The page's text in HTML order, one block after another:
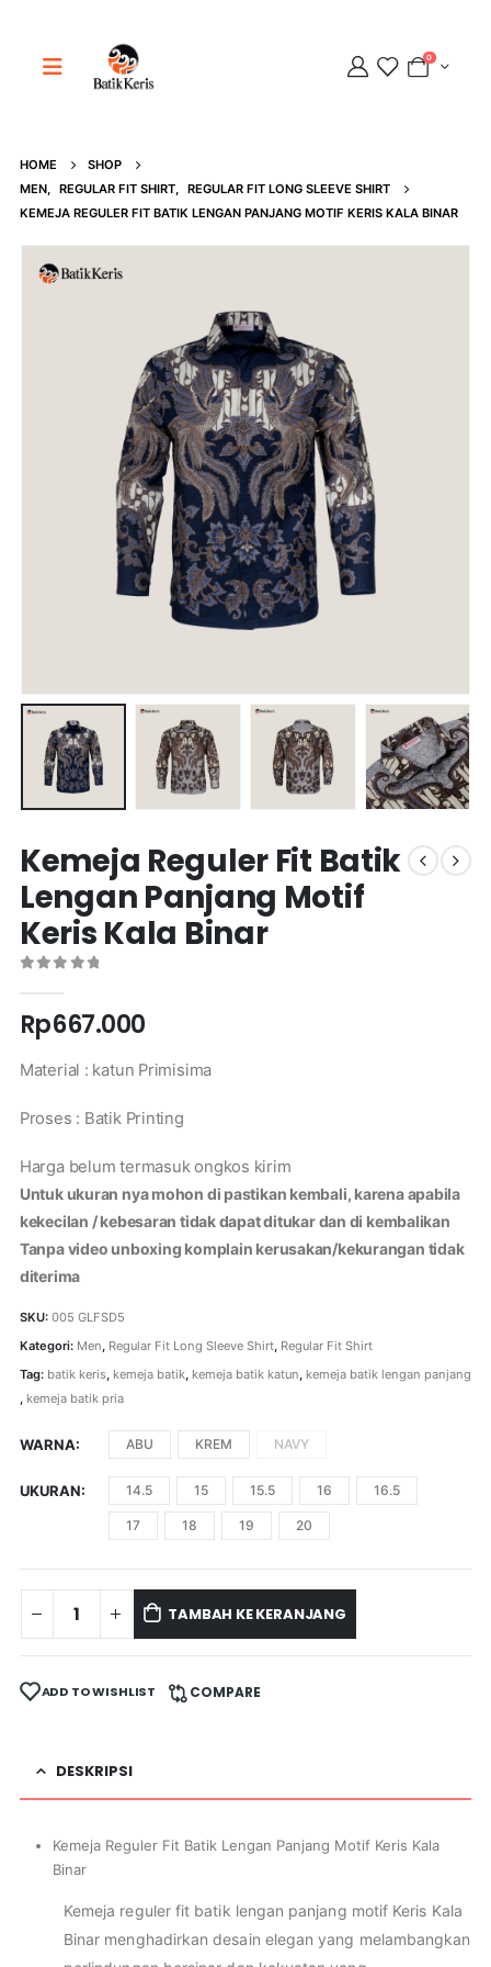
0
HOME
SHOP
MEN, REGULAR FIT SHIRT, REGULAR FIT LONG SLEEVE SHIRT
KEMEJA REGULER FIT BATIK LENGAN PANJANG MOTIF KERIS KALA BINAR
Kemeja Reguler Fit Batik
Lengan Panjang Motif
Keris Kala Binar
Rp667.000
Material : katun Primisima
Proses : Batik Printing
Harga belum termasuk ongkos kirim
Untuk ukuran nya mohon di pastikan kembali, karena apabila
kekecilan / kebesaran tidak dapat ditukar dan di kembalikan
Tanpa video unboxing komplain kerusakan/kekurangan tidak
diterima
SKU: 005 GLFSD5
Kategori: Men Regular Fit Long Sleeve Shirt, Regular Fit Shirt
Tag: batik keris, kemeja batik, kemeja batik katun kemeja batik lengan panjang
kemeja batik pria
WARNA ABU KREM NAVY
UKURAN 14.5 15 15.5 16 16.5
17 18 19 20
TAMBAH KE KERANJANG
ADD TO WISHLIST COMPARE
DESKRIPSI
Kemeja Reguler Fit Batik Lengan Panjang Motif Keris Kala
Binar
Kemeja reguler fit batik lengan panjang motif Keris Kala
Binar menghadirkan desain elegan yang melambangkan
Adipati
Online